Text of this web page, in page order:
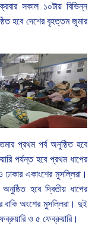
সকাল ১০টায় বিভিন্ন
হবে দেশের বৃহত্তম জুমার
প্রথম পর্ব অনুষ্ঠিত হবে
পর্যন্ত হবে প্রথম ধাপের
ঢাকার একাংশের মুসল্লিরা।
অনুষ্ঠিত হবে দ্বিতীয় ধাপের
বাকি অংশের মুসল্লিরা। দুই
ও ৫ ফেব্রুয়ারি।